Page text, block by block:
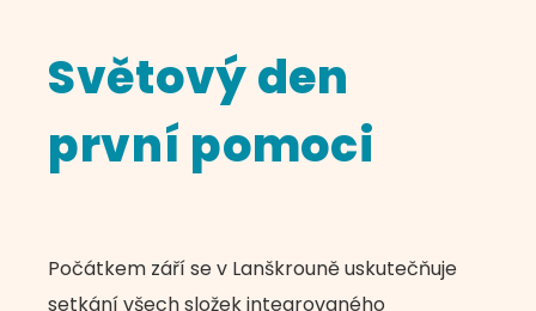
Světový den
první pomoci
Počátkem září se v Lanškrouně uskutečňuje
setkání všech složek integrovaného